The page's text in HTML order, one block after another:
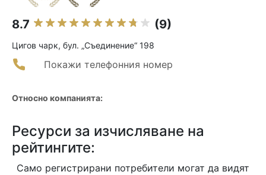
8.7 (9)
Цигов чарк, бул. „Съединение“ 198
Покажи телефонния номер
Относно компанията:
Ресурси за изчисляване на
рейтингите:
Само регистрирани потребители могат да видят